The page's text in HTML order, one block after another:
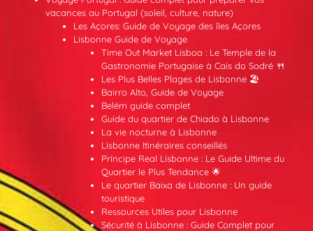
vacances au Portugal (soleil, culture, nature)
Les Açores: Guide de Voyage des îles Açores
Lisbonne Guide de Voyage
Time Out Market Lisboa : Le Temple de la
Gastronomie Portugaise à Cais do Sodré 🍴
Les Plus Belles Plages de Lisbonne 🏖️
Bairro Alto, Guide de Voyage
Belém guide complet
Guide du quartier de Chiado à Lisbonne
La vie nocturne à Lisbonne
Lisbonne Itinéraires conseillés
Príncipe Real Lisbonne : Le Guide Ultime du
Quartier le Plus Tendance 🌟
Le quartier Baixa de Lisbonne : Un guide
touristique
Ressources Utiles pour Lisbonne
Sécurité à Lisbonne : Guide Complet pour